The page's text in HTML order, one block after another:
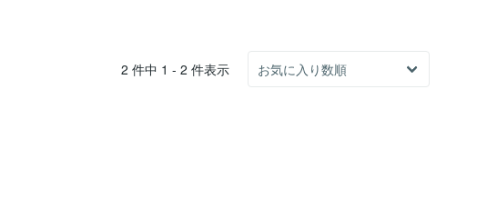
2 件中 1 - 2 件表示